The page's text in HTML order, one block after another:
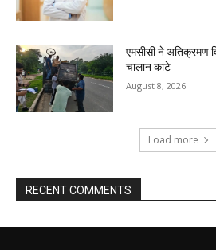
एमसीसी ने अतिक्रमण
चालान काटे
August 8, 2026
Load more
RECENT COMMENTS